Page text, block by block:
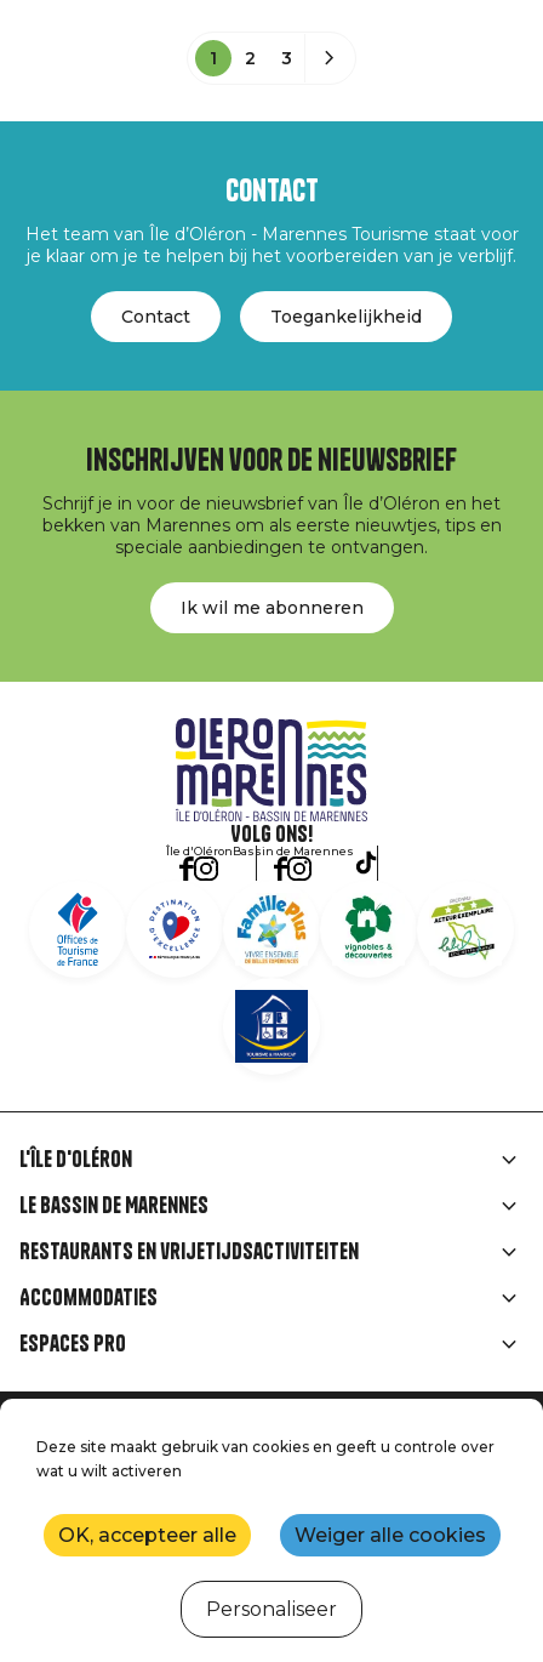
1 2 3
Contact
Het team van Île d’Oléron - Marennes Tourisme staat voor
je klaar om je te helpen bij het voorbereiden van je verblijf.
Contact Toegankelijkheid
Inschrijven voor de nieuwsbrief
Schrijf je in voor de nieuwsbrief van Île d’Oléron en het
bekken van Marennes om als eerste nieuwtjes, tips en
speciale aanbiedingen te ontvangen.
Ik wil me abonneren
Volg ons!
Île d'OléronBassin de Marennes
Liens
rubriques
L'île d'Oléron
Le Bassin de Marennes
Restaurants en vrijetijdsactiviteiten
Accommodaties
Espaces Pro
Menu
de
Juridische informatie
Druk op
Neem contact met ons op
Kaart
Productie: StudioJuillet
Deze site maakt gebruik van cookies en geeft u controle over
wat u wilt activeren
OK, accepteer alle Weiger alle cookies
Personaliseer